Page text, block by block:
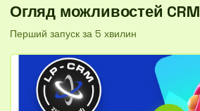
Огляд можливостей CRM
Перший запуск за 5 хвилин